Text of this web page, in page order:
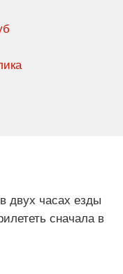
двух часах езды
сначала в